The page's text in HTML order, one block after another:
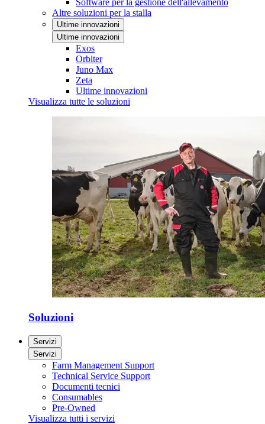
Software per la gestione dell'allevamento
Altre soluzioni per la stalla
Ultime innovazioni
Ultime innovazioni
Exos
Orbiter
Juno Max
Zeta
Ultime innovazioni
Visualizza tutte le soluzioni
Soluzioni
Servizi
Servizi
Farm Management Support
Technical Service Support
Documenti tecnici
Consumables
Pre-Owned
Visualizza tutti i servizi